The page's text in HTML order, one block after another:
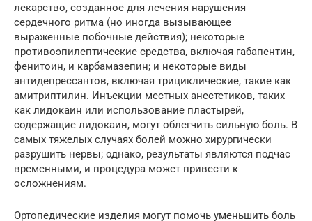
лекарство, созданное для лечения нарушения
сердечного ритма (но иногда вызывающее
выраженные побочные действия); некоторые
противоэпилептические средства, включая габапентин,
фенитоин, и карбамазепин; и некоторые виды
антидепрессантов, включая трициклические, такие как
амитриптилин. Инъекции местных анестетиков, таких
как лидокаин или использование пластырей,
содержащие лидокаин, могут облегчить сильную боль. В
самых тяжелых случаях болей можно хирургически
разрушить нервы; однако, результаты являются подчас
временными, и процедура может привести к
осложнениям.
Ортопедические изделия могут помочь уменьшить боль